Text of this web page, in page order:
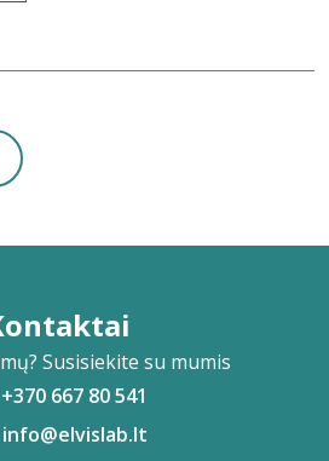
Susisiekite su mumis
+370 667 80 541
info@elvislab.lt